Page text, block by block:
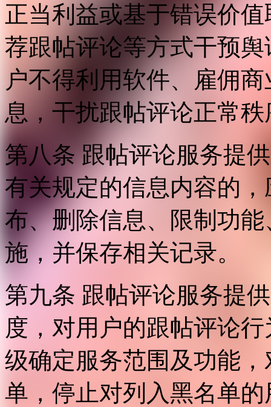
正当利益或基于错误价
荐跟帖评论等方式干预
户不得利用软件、雇佣
息，干扰跟帖评论正常
第八条 跟帖评论服务提
有关规定的信息内容的
布、删除信息、限制功
施，并保存相关记录。
第九条 跟帖评论服务提
度，对用户的跟帖评论
级确定服务范围及功能
单，停止对列入黑名单